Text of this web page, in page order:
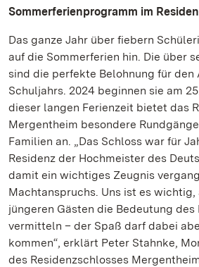
Sommerferienprogramm im
Das ganze Jahr über fiebern
auf die Sommerferien hin. Die über
sind die perfekte Belohnung für den
Schuljahrs. 2024 beginnen sie am
dieser langen Ferienzeit bietet das
Mergentheim besondere
Familien an. „Das Schloss war für
Residenz der Hochmeister des
damit ein wichtiges Zeugnis
Machtanspruchs. Uns ist es wichtig,
jüngeren Gästen die Bedeutung des
vermitteln – der Spaß darf dabei
kommen“, erklärt Peter Stahnke,
des Residenzschlosses